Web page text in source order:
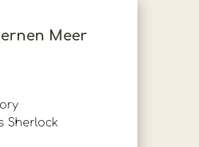
Meer
Sherlock